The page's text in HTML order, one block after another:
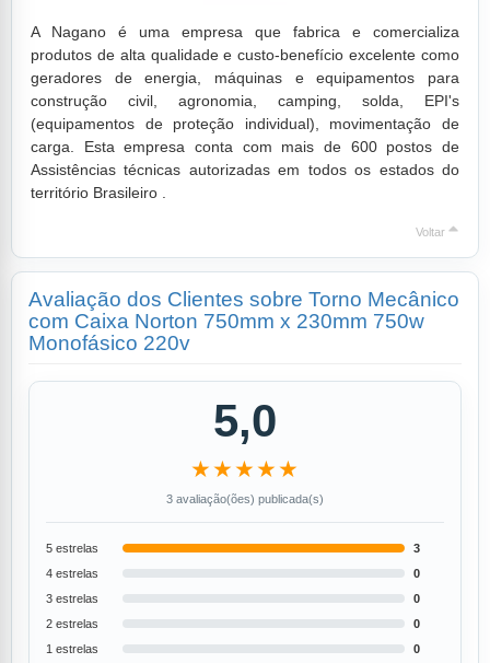
A Nagano é uma empresa que fabrica e comercializa
produtos de alta qualidade e custo-benefício excelente como
geradores de energia, máquinas e equipamentos para
construção civil, agronomia, camping, solda, EPI's
(equipamentos de proteção individual), movimentação de
carga. Esta empresa conta com mais de 600 postos de
Assistências técnicas autorizadas em todos os estados do
território Brasileiro .
Voltar
Avaliação dos Clientes sobre Torno Mecânico
com Caixa Norton 750mm x 230mm 750w
Monofásico 220v
5,0
★★★★★
3 avaliação(ões) publicada(s)
5 estrelas
3
4 estrelas
0
3 estrelas
0
2 estrelas
0
1 estrelas
0